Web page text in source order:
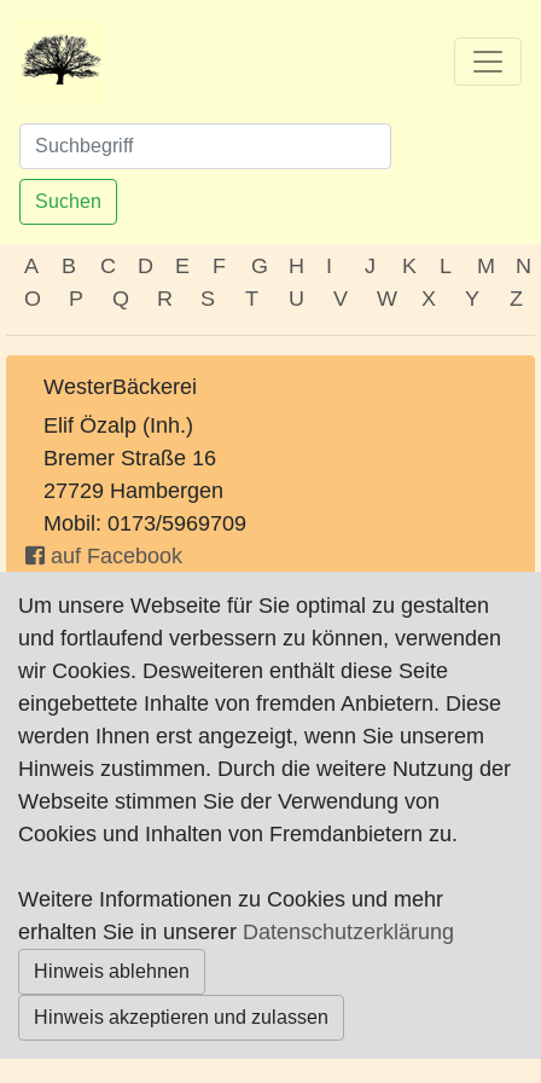
Suchen
A B C D E F G H I J K L M
N
O
P Q R S T U V W X Y Z
WesterBäckerei
Elif Özalp (Inh.)
Bremer Straße 16
27729 Hambergen
Mobil: 0173/5969709
auf Facebook
Impressum|Datenschutz|AGB
© Worpswede24 2015-2026
Um unsere Webseite für Sie optimal zu gestalten
und fortlaufend verbessern zu können, verwenden
wir Cookies. Desweiteren enthält diese Seite
eingebettete Inhalte von fremden Anbietern. Diese
werden Ihnen erst angezeigt, wenn Sie unserem
Hinweis zustimmen. Durch die weitere Nutzung der
Webseite stimmen Sie der Verwendung von
Cookies und Inhalten von Fremdanbietern zu.
Weitere Informationen zu Cookies und mehr
erhalten Sie in unserer Datenschutzerklärung
Hinweis ablehnen
Hinweis akzeptieren und zulassen